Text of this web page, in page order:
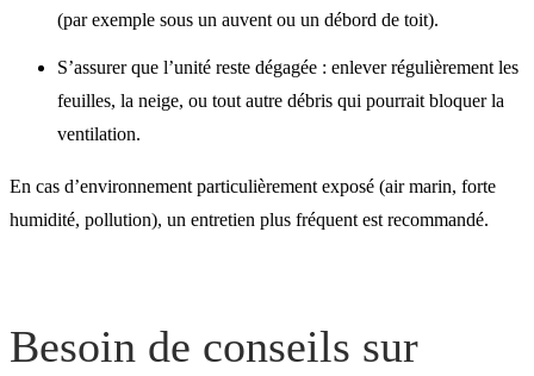
(par exemple sous un auvent ou un débord de toit).
S’assurer que l’unité reste dégagée : enlever régulièrement les
feuilles, la neige, ou tout autre débris qui pourrait bloquer la
ventilation.
En cas d’environnement particulièrement exposé (air marin, forte
humidité, pollution), un entretien plus fréquent est recommandé.
Besoin de conseils sur